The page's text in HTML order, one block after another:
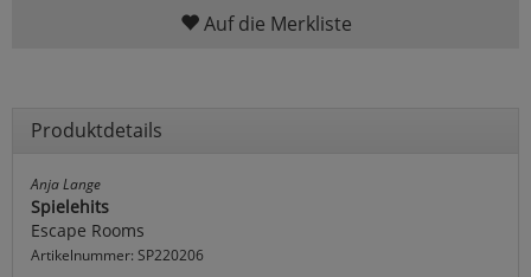
Auf die Merkliste
Produktdetails
Anja Lange
Spielehits
Escape Rooms
Artikelnummer: SP220206